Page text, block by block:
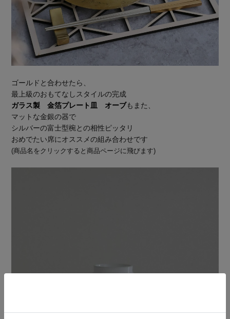
ゴールドと合わせたら、
最上級のおもてなしスタイルの完成
ガラス製 金箔プレート皿 オーブもまた、
マットな金銀の器で
シルバーの富士型椀との相性ピッタリ
おめでたい席にオススメの組み合わせです
(商品名をクリックすると商品ページに飛びます)